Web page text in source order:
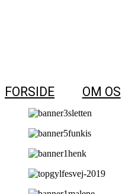
FORSIDE OM OS